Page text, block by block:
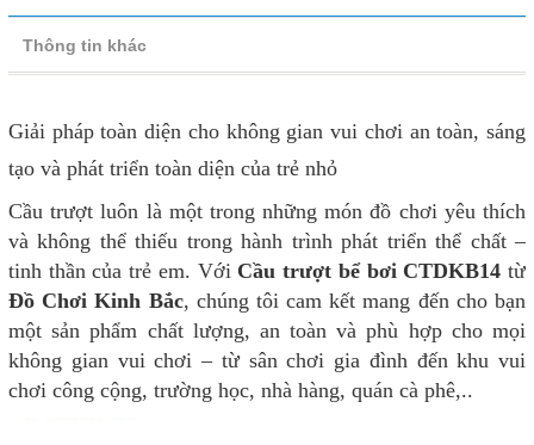
Thông tin khác
Giải pháp toàn diện cho không gian vui chơi an toàn, sáng
tạo và phát triển toàn diện của trẻ nhỏ
Cầu trượt luôn là một trong những món đồ chơi yêu thích
và không thể thiếu trong hành trình phát triển thể chất –
tinh thần của trẻ em. Với Cầu trượt bể bơi CTDKB14 từ
Đồ Chơi Kinh Bắc, chúng tôi cam kết mang đến cho bạn
một sản phẩm chất lượng, an toàn và phù hợp cho mọi
không gian vui chơi – từ sân chơi gia đình đến khu vui
chơi công cộng, trường học, nhà hàng, quán cà phê,..